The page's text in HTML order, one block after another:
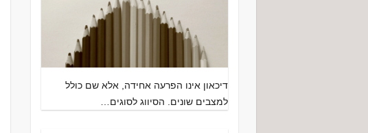
דיכאון אינו הפרעה אחידה, אלא שם כולל
למצבים שונים. הסיווג לסוגים…